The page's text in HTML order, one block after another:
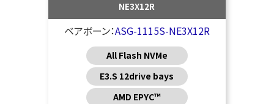
NE3X12R
ベアボーン：ASG-1115S-NE3X12R
All Flash NVMe
E3.S 12drive bays
AMD EPYC™